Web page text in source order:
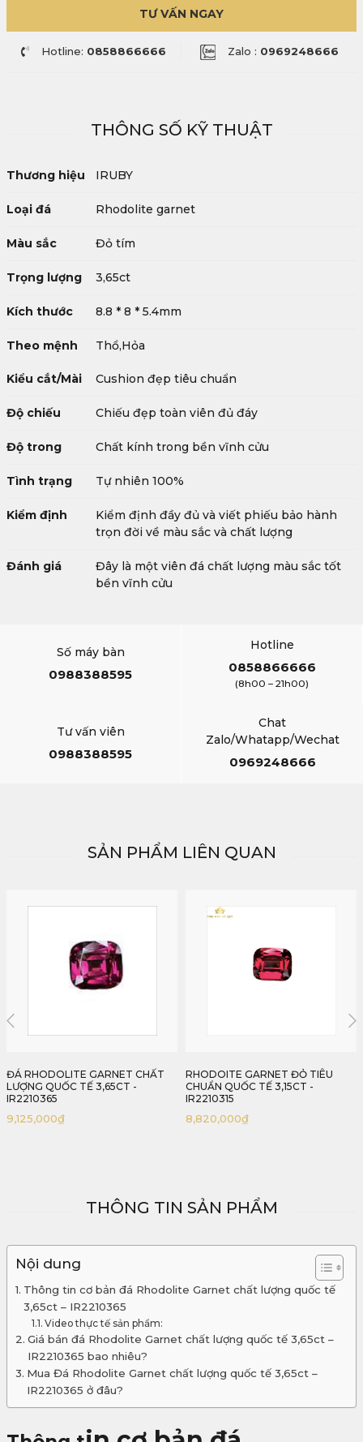
TƯ VẤN NGAY
Hotline: 0858866666 Zalo : 0969248666
THÔNG SỐ KỸ THUẬT
Thương hiệu IRUBY
Loại đá Rhodolite garnet
Màu sắc Đỏ tím
Trọng lượng 3,65ct
Kích thước 8.8 * 8 * 5.4mm
Theo mệnh Thổ,Hỏa
Kiểu cắt/Mài Cushion đẹp tiêu chuẩn
Độ chiếu Chiếu đẹp toàn viên đủ đáy
Độ trong Chất kính trong bền vĩnh cửu
Tình trạng Tự nhiên 100%
Kiểm định
Kiểm định đầy đủ và viết phiếu bảo hành
trọn đời về màu sắc và chất lượng
Đánh giá
Đây là một viên đá chất lượng màu sắc tốt
bền vĩnh cửu
Số máy bàn
0988388595
Hotline
0858866666
(8h00 – 21h00)
Tư vấn viên
0988388595
Chat
Zalo/Whatapp/Wechat
0969248666
SẢN PHẨM LIÊN QUAN
RHODOITE GARNET ĐỎ TIÊU
CHUẨN QUỐC TẾ 3,15CT -
IR2210315
8,820,000₫
RHODOLITE GARNET ĐỎ
BAGGUETTE ĐẸP 3,65CT -
IR2210365
10,022,000₫
THÔNG TIN SẢN PHẨM
Nội dung
Thông tin cơ bản đá Rhodolite Garnet chất lượng quốc tế
3,65ct – IR2210365
Video thực tế sản phẩm:
Giá bán đá Rhodolite Garnet chất lượng quốc tế 3,65ct –
IR2210365 bao nhiêu?
Mua Đá Rhodolite Garnet chất lượng quốc tế 3,65ct –
IR2210365 ở đâu?